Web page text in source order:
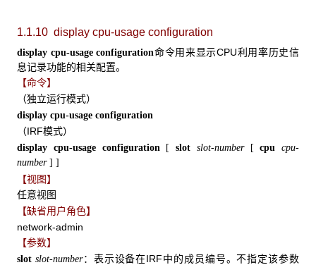
1.1.10 display cpu-usage configuration
display cpu-usage configuration命令用来显示CPU利用率历史信
息记录功能的相关配置。
【命令】
（独立运行模式）
display cpu-usage configuration
（IRF模式）
display cpu-usage configuration [ slot slot-number [ cpu
cpu-
number ] ]
【视图】
任意视图
【缺省用户角色】
network-admin
【参数】
slot slot-number：表示设备在IRF中的成员编号。不指定该参数